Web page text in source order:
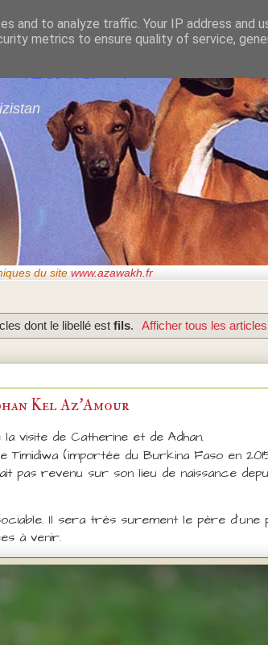
GARDE-
du site www.azawakh.fr
dont le libellé est fils. Afficher tous les articles
Kel Az'Amour
visite de Catherine et de Adhan.
Timidiwa (importée du Burkina Faso en
pas revenu sur son lieu de naissance
Il sera très surement le père d'une
à venir.
and to analyze traffic. Your IP address and
metrics to ensure quality of service,